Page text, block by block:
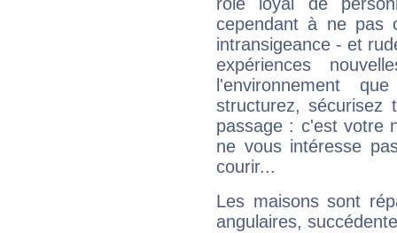
rôle loyal de
cependant à ne pas
intransigeance - et
expériences
l'environnement
structurez, sécurisez
passage : c'est votre
ne vous intéresse
courir...
Les maisons sont
angulaires,